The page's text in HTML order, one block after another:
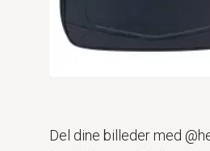
Del dine billeder med